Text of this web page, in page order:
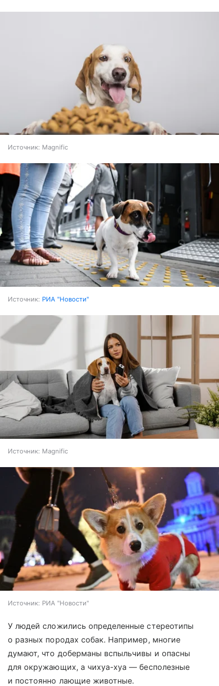
Источник: Magnific
Источник: РИА "Новости"
Источник: Magnific
Источник: РИА "Новости"
У людей сложились определенные стереотипы
о разных породах собак. Например, многие
думают, что доберманы вспыльчивы и опасны
для окружающих, а чихуа-хуа — бесполезные
и постоянно лающие животные.